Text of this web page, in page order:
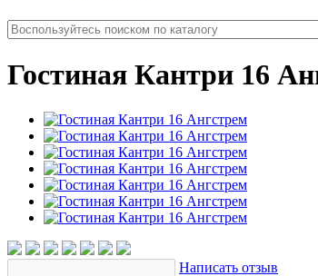
Гостиная Кантри 16
Написать отзыв